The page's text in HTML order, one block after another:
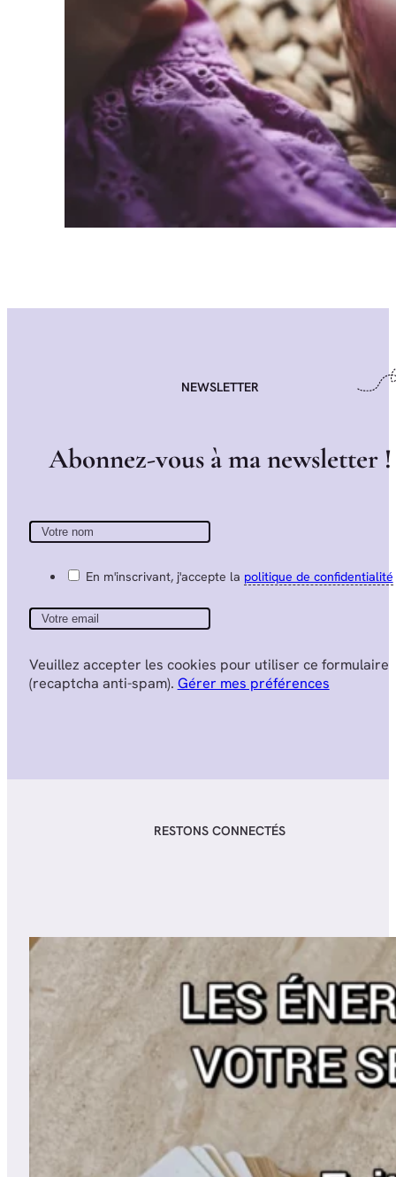
NEWSLETTER
Abonnez-vous àmanewsletter !
En m'inscrivant, j'accepte la politique de confidentialité
Veuillez accepter les cookies pour utiliser ce formulaire
(recaptcha anti-spam). Gérer mes préférences
RESTONS CONNECTÉS